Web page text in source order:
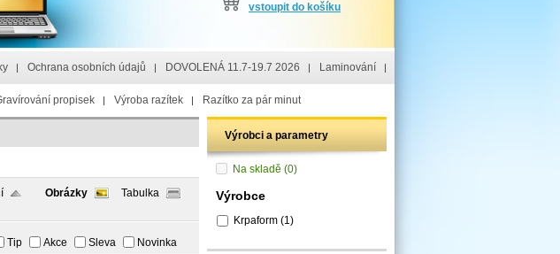
vstoupit do košíku
Ochrana osobních údajů DOVOLENÁ 11.7-19.7 2026 Laminování
propisek Výroba razítek Razítko za pár minut
Obrázky Tabulka
Tip Akce Sleva Novinka
Výrobci a parametry
Na skladě (0)
Výrobce
Krpaform (1)